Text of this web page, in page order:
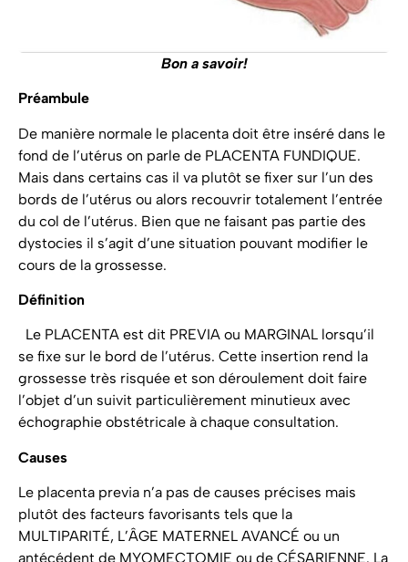
Bon a savoir!
Préambule
De manière normale le placenta doit être inséré dans le
fond de l’utérus on parle de PLACENTA FUNDIQUE.
Mais dans certains cas il va plutôt se fixer sur l’un des
bords de l’utérus ou alors recouvrir totalement l’entrée
du col de l’utérus. Bien que ne faisant pas partie des
dystocies il s’agit d’une situation pouvant modifier le
cours de la grossesse.
Définition
Le PLACENTA est dit PREVIA ou MARGINAL lorsqu’il
se fixe sur le bord de l’utérus. Cette insertion rend la
grossesse très risquée et son déroulement doit faire
l’objet d’un suivit particulièrement minutieux avec
échographie obstétricale à chaque consultation.
Causes
Le placenta previa n’a pas de causes précises mais
plutôt des facteurs favorisants tels que la
MULTIPARITÉ, L’ÂGE MATERNEL AVANCÉ ou un
antécédent de MYOMECTOMIE ou de CÉSARIENNE. La